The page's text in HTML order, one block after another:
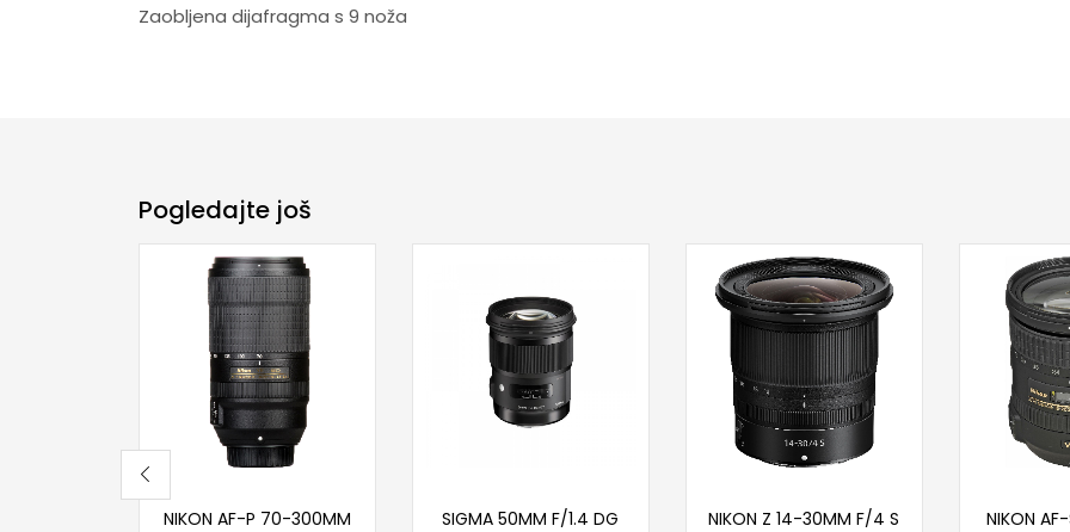
Zaobljena dijafragma s 9 noža
Pogledajte još
NIKON AF-P 70-300MM
SIGMA 50MM F/1.4 DG
NIKON Z 14-30MM F/4 S
NIKON